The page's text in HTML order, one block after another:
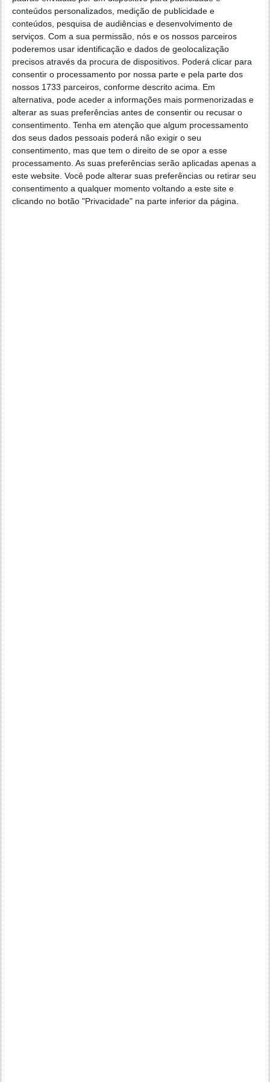
conteúdos personalizados, medição de publicidade e
conteúdos, pesquisa de audiências e desenvolvimento de
serviços. Com a sua permissão, nós e os nossos parceiros
poderemos usar identificação e dados de geolocalização
precisos através da procura de dispositivos. Poderá clicar para
consentir o processamento por nossa parte e pela parte dos
nossos 1733 parceiros, conforme descrito acima. Em
alternativa, pode aceder a informações mais pormenorizadas e
alterar as suas preferências antes de consentir ou recusar o
consentimento. Tenha em atenção que algum processamento
dos seus dados pessoais poderá não exigir o seu
consentimento, mas que tem o direito de se opor a esse
processamento. As suas preferências serão aplicadas apenas a
este website. Você pode alterar suas preferências ou retirar seu
consentimento a qualquer momento voltando a este site e
clicando no botão "Privacidade" na parte inferior da página.
Esta UPS protege sistemas informáticos, servidores
e hardware de rede de média a alta gama que
utilizam fontes de alimentação convencionais.